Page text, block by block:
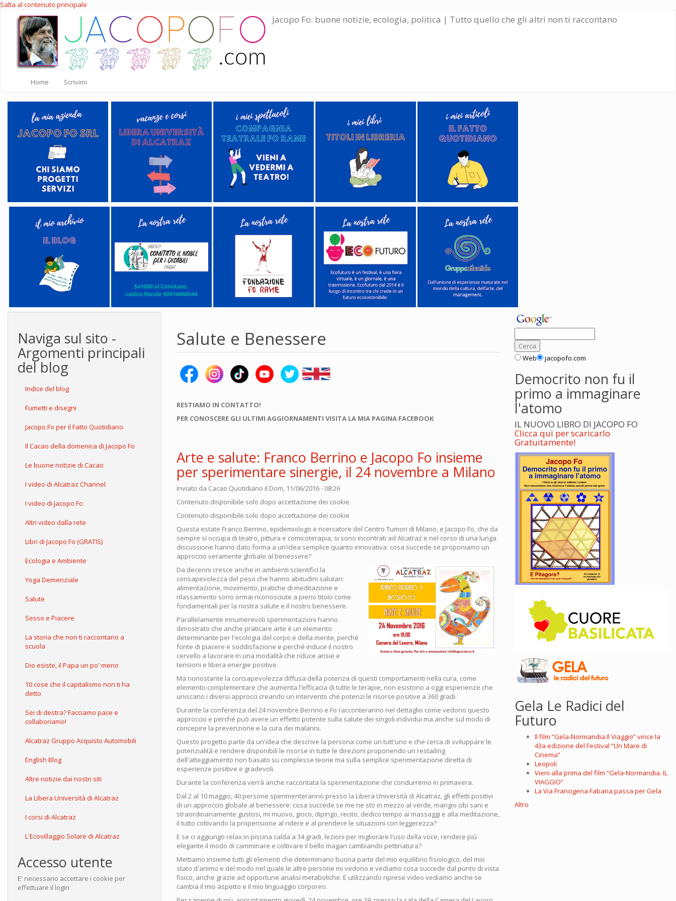
Salta al contenuto principale
Jacopo Fo: buone notizie, ecologia, politica | Tutto quello che gli altri non ti raccontano
Home Scrivimi
Naviga sul sito -
Argomenti principali
del blog
Indice del blog
Fumetti e disegni
Jacopo Fo per il Fatto Quotidiano
Il Cacao della domenica di Jacopo Fo
Le buone notizie di Cacao
I video di Alcatraz Channel
I video di Jacopo Fo
Altri video dalla rete
Libri di Jacopo Fo (GRATIS)
Ecologia e Ambiente
Yoga Demenziale
Salute
Sesso e Piacere
La storia che non ti raccontano a
scuola
Dio esiste, il Papa un po' meno
10 cose che il capitalismo non ti ha
detto
Sei di destra? Facciamo pace e
collaboriamo!
Alcatraz Gruppo Acquisto Automobili
English Blog
Altre notizie dai nostri siti
La Libera Università di Alcatraz
I corsi di Alcatraz
L'Ecovillaggio Solare di Alcatraz
Accesso utente
E' necessario accettare i cookie per
effettuare il login
Salute e Benessere
RESTIAMO IN CONTATTO!
PER CONOSCERE GLI ULTIMI AGGIORNAMENTI VISITA LA MIA PAGINA FACEBOOK
Arte e salute: Franco Berrino e Jacopo Fo insieme
per sperimentare sinergie, il 24 novembre a Milano
Inviato da Cacao Quotidiano il Dom, 11/06/2016 - 08:26
Contenuto disponibile solo dopo accettazione dei cookie
Contenuto disponibile solo dopo accettazione dei cookie
Questa estate Franco Berrino, epidemiologo e ricercatore del Centro Tumori di Milano, e Jacopo Fo, che da
sempre si occupa di teatro, pittura e comicoterapia, si sono incontrati ad Alcatraz e nel corso di una lunga
discussione hanno dato forma a un'idea semplice quanto innovativa: cosa succede se proponiamo un
approccio veramente globale al benessere?
Da decenni cresce anche in ambienti scientifici la
consapevolezza del peso che hanno abitudini salutari:
alimentazione, movimento, pratiche di meditazione e
rilassamento sono ormai riconosciute a pieno titolo come
fondamentali per la nostra salute e il nostro benessere.
Parallelamente innumerevoli sperimentazioni hanno
dimostrato che anche praticare arte è un elemento
determinante per l'ecologia del corpo e della mente, perché
fonte di piacere e soddisfazione e perché induce il nostro
cervello a lavorare in una modalità che riduce ansie e
tensioni e libera energie positive.
Ma nonostante la consapevolezza diffusa della potenza di questi comportamenti nella cura, come
elemento complementare che aumenta l'efficacia di tutte le terapie, non esistono a oggi esperienze che
uniscano i diversi approcci creando un intervento che potenzi le risorse positive a 360 gradi.
Durante la conferenza del 24 novembre Berrino e Fo racconteranno nel dettaglio come vedono questo
approccio e perché può avere un effetto potente sulla salute dei singoli individui ma anche sul modo di
concepire la prevenzione e la cura dei malanni.
Questo progetto parte da un'idea che descrive la persona come un tutt'uno e che cerca di sviluppare le
potenzialità e rendere disponibili le risorse in tutte le direzioni proponendo un restailing
dell'atteggiamento non basato su complesse teorie ma sulla semplice sperimentazione diretta di
esperienze positive e gradevoli.
Durante la conferenza verrà anche raccontata la sperimentazione che condurremo in primavera.
Dal 2 al 10 maggio, 40 persone sperimenteranno presso la Libera Università di Alcatraz, gli effetti positivi
di un approccio globale al benessere: cosa succede se me ne sto in mezzo al verde, mangio cibi sani e
straordinariamente gustosi, mi muovo, gioco, dipingo, recito, dedico tempo ai massaggi e alla meditazione,
il tutto coltivando la propensione al ridere e al prendere le situazioni con leggerezza?
E se ci aggiungo relax in piscina calda a 34 gradi, lezioni per migliorare l'uso della voce, rendere più
elegante il modo di camminare e coltivare il bello magari cambiando pettinatura?
Mettiamo insieme tutti gli elementi che determinano buona parte del mio equilibrio fisiologico, del mio
stato d'animo e del modo nel quale le altre persone mi vedono e vediamo cosa succede dal punto di vista
fisico, anche grazie ad opportune analisi metaboliche. E utilizzando riprese video vediamo anche se
cambia il mio aspetto e il mio linguaggio corporeo.
Web jacopofo.com
Democrito non fu il
primo a immaginare
l'atomo
IL NUOVO LIBRO DI JACOPO FO
Clicca qui per scaricarlo
Gratuitamente!
Gela Le Radici del
Futuro
Il film “Gela-Normandia.Il Viaggio” vince la
43a edizione del Festival “Un Mare di
Cinema”
Leopoli
Vieni alla prima del film “Gela-Normandia. IL
VIAGGIO”
La Via Francigena Fabaria passa per Gela
Altro